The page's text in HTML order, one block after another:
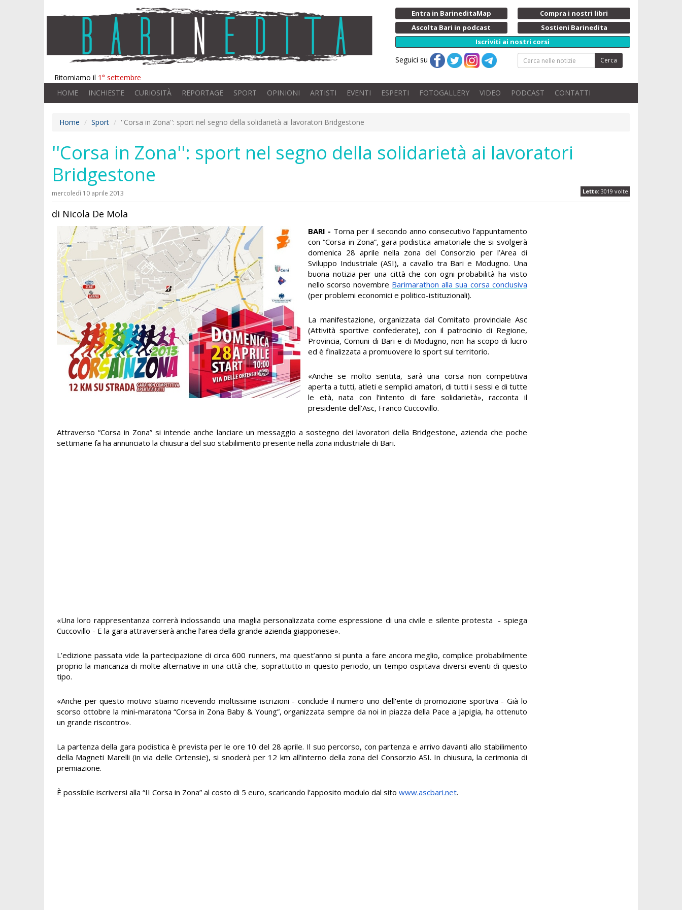
Ritorniamo il 1° settembre
Entra in BarineditaMap
Compra i nostri libri
Ascolta Bari in podcast
Sostieni Barinedita
Iscriviti ai nostri corsi
Seguici su Cerca
HOME INCHIESTE CURIOSITÀ REPORTAGE SPORT OPINIONI ARTISTI EVENTI ESPERTI FOTOGALLERY VIDEO PODCAST CONTATTI
Home Sport ''Corsa in Zona'': sport nel segno della solidarietà ai lavoratori Bridgestone
''Corsa in Zona'': sport nel segno della solidarietà ai lavoratori
Bridgestone
Letto: 3019 volte
mercoledì 10 aprile 2013
di Nicola De Mola
BARI - Torna per il secondo anno consecutivo l’appuntamento
con “Corsa in Zona”, gara podistica amatoriale che si svolgerà
domenica 28 aprile nella zona del Consorzio per l’Area di
Sviluppo Industriale (ASI), a cavallo tra Bari e Modugno. Una
buona notizia per una città che con ogni probabilità ha visto
nello scorso novembre Barimarathon alla sua corsa conclusiva
(per problemi economici e politico-istituzionali).
La manifestazione, organizzata dal Comitato provinciale Asc
(Attività sportive confederate), con il patrocinio di Regione,
Provincia, Comuni di Bari e di Modugno, non ha scopo di lucro
ed è finalizzata a promuovere lo sport sul territorio.
«Anche se molto sentita, sarà una corsa non competitiva
aperta a tutti, atleti e semplici amatori, di tutti i sessi e di tutte
le età, nata con l’intento di fare solidarietà», racconta il
presidente dell’Asc, Franco Cuccovillo.
Attraverso “Corsa in Zona” si intende anche lanciare un messaggio a sostegno dei lavoratori della Bridgestone, azienda che poche
settimane fa ha annunciato la chiusura del suo stabilimento presente nella zona industriale di Bari.
«Una loro rappresentanza correrà indossando una maglia personalizzata come espressione di una civile e silente protesta - spiega
Cuccovillo - E la gara attraverserà anche l’area della grande azienda giapponese».
L’edizione passata vide la partecipazione di circa 600 runners, ma quest’anno si punta a fare ancora meglio, complice probabilmente
proprio la mancanza di molte alternative in una città che, soprattutto in questo periodo, un tempo ospitava diversi eventi di questo
tipo.
«Anche per questo motivo stiamo ricevendo moltissime iscrizioni - conclude il numero uno dell'ente di promozione sportiva - Già lo
scorso ottobre la mini-maratona “Corsa in Zona Baby & Young”, organizzata sempre da noi in piazza della Pace a Japigia, ha ottenuto
un grande riscontro».
La partenza della gara podistica è prevista per le ore 10 del 28 aprile. Il suo percorso, con partenza e arrivo davanti allo stabilimento
della Magneti Marelli (in via delle Ortensie), si snoderà per 12 km all’interno della zona del Consorzio ASI. In chiusura, la cerimonia di
premiazione.
È possibile iscriversi alla “II Corsa in Zona” al costo di 5 euro, scaricando l’apposito modulo dal sito www.ascbari.net.